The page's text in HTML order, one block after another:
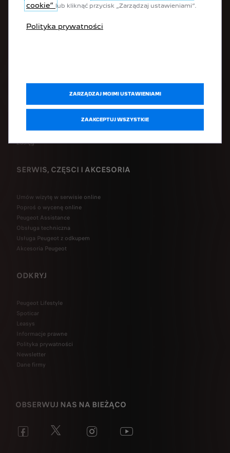
Hatchbacki / sedany
Dostawcze
Zamów Peugeot online
Poproś o ofertę
Umów się na jazdę testową
Ładowanie akumulatora
Zasięg
SERWIS, CZĘSCI I AKCESORIA
Umów wizytę w serwisie online
Poproś o wycenę online
Peugeot Assistance
Obsługa techniczna
Usługa Peugeot z odkupem
Akcesoria Peugeot
ODKRYJ
Peugeot Lifestyle
Spoticar
Leasys
Informacje prawne
Polityka prywatności
Newsletter
Dane firmy
OBSERWUJ NAS NA BIEŻĄCO
cookie” lub kliknąć przycisk „Zarządzaj ustawieniami”.
Polityka prywatności
ZARZĄDZAJ MOIMI USTAWIENIAMI
ZAAKCEPTUJ WSZYSTKIE